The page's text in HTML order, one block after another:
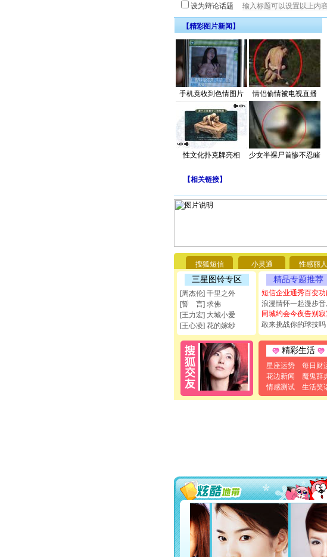
设为辩论话题
【精彩图片新闻】
手机竟收到色情图片 情侣偷情被电视直播
性文化扑克牌亮相 少女半裸尸首惨不忍睹
【相关链接】
搜狐短信 小灵通 性感丽人
三星图铃专区
[周杰伦] 千里之外
[誓 言] 求佛
[王力宏] 大城小爱
[王心凌] 花的嫁纱
精品专题推荐
短信企业通秀百变
浪漫情怀一起漫步
同城约会今夜告别
敢来挑战你的球技吗
精彩生活
星座运势
每日财
花边新闻
魔鬼辞
情感测试
生活笑